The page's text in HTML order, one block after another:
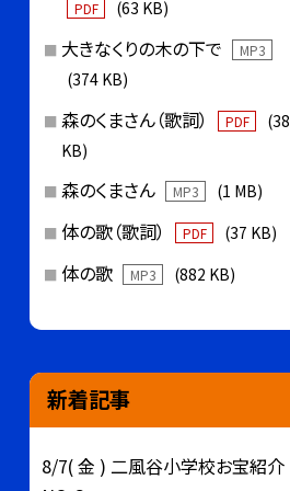
PDF (63 KB)
大きなくりの木の下で MP3
(374 KB)
森のくまさん（歌詞） PDF
(38
KB)
森のくまさん MP3 (1 MB)
体の歌（歌詞） PDF (37 KB)
体の歌 MP3 (882 KB)
新着記事
8/7( 金 ) 二風谷小学校お宝紹介